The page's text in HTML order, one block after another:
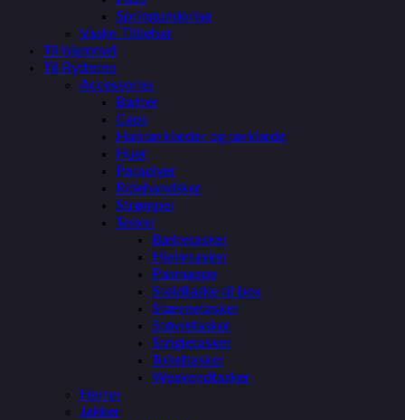
Springunderlag
Vaske Tilbehør
Til hjemmet
Til Rytteren
Accessories
Bælter
Caps
Halstørklæder og tørklæde
Huer
Paraplyer
Ridehandsker
Strømper
Tasker
Bæltetasker
Hjelmtasker
Pasmappe
Staldtaske til box
Stævnetasker
Støvletasker
Strigletasker
Toilettasker
Weekendtasker
Herrer
Jakker